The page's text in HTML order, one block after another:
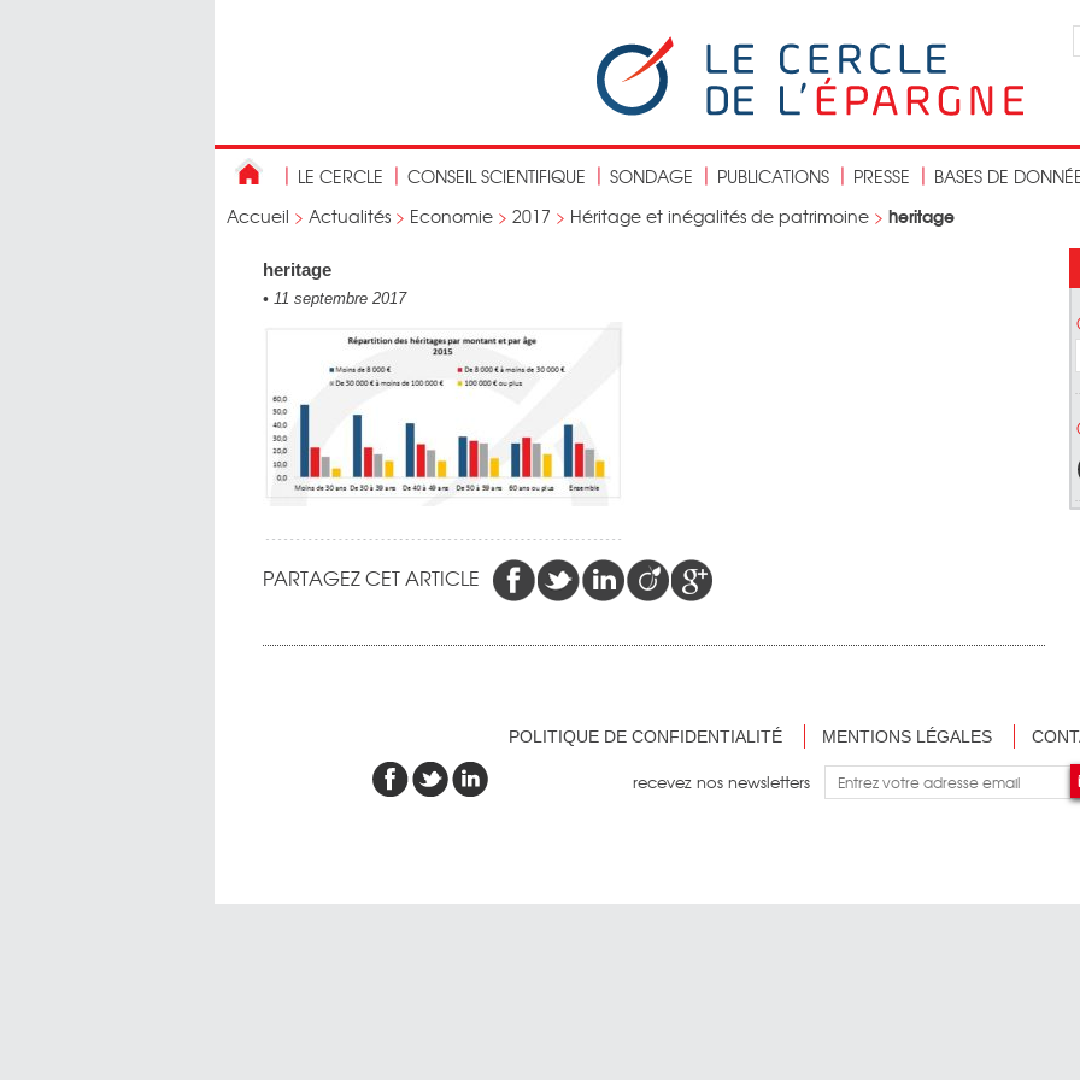
LE CERCLE CONSEIL SCIENTIFIQUE SONDAGE PUBLICATIONS PRESSE
BASES DE
Accueil > Actualités > Economie > 2017 > Héritage et inégalités de patrimoine > heritage
heritage
• 11 septembre 2017
PARTAGEZ CET ARTICLE
POLITIQUE DE CONFIDENTIALITÉ MENTIONS LÉGALES
recevez nos newsletters